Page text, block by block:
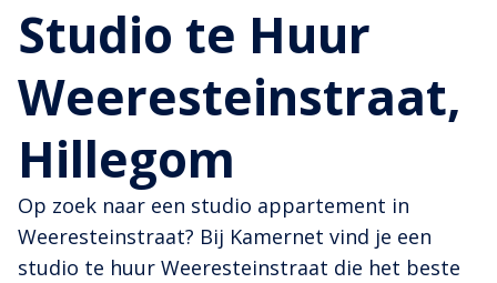
Studio te Huur
Weeresteinstraat,
Hillegom
Op zoek naar een studio appartement in
Weeresteinstraat? Bij Kamernet vind je een
studio te huur Weeresteinstraat die het beste